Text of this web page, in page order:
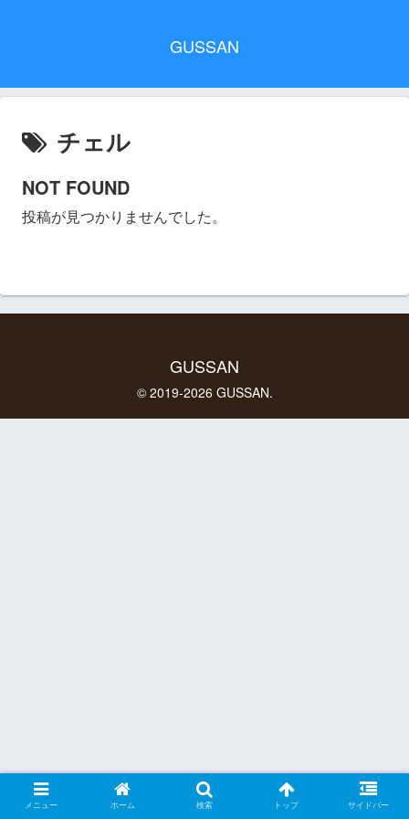
GUSSAN
チェル
NOT FOUND
投稿が見つかりませんでした。
GUSSAN
© 2019-2026 GUSSAN.
メニュー ホーム 検索 トップ サイドバー